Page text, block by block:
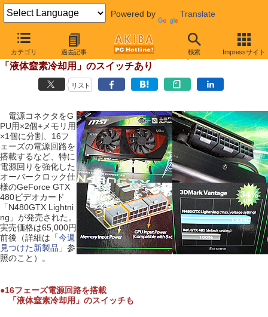
Powered by Translate
カテゴリ 過去記事 検索 Impressサイト
【 2010年10月30日号 】
電源コネクタ3つのGTX 480が発売、OC向けの強化版
「液体窒素冷却用」のスイッチあり
リスト
電源コネクタをG
PU用×2個+メモリ用
×1個に分割、16フ
ェーズの電源回路を
搭載するなど、特に
電源回りを強化した
オーバークロック仕
様のGeForce GTX
480ビデオカード
「N480GTX Lightni
ng」が発売された。
実売価格は65,000円
前後（詳細は「今週
見つけた新製品 」参
照のこと）。
●16フェーズ電源回路を搭載
「液体窒素冷却用」のスイッチも